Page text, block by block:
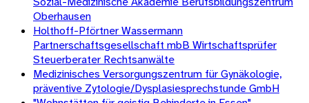
Oberhausen
Holthoff-Pförtner Wassermann
Partnerschaftsgesellschaft mbB Wirtschaftsprüfer
Steuerberater Rechtsanwälte
Medizinisches Versorgungszentrum für Gynäkologie,
präventive Zytologie/Dysplasiesprechstunde GmbH